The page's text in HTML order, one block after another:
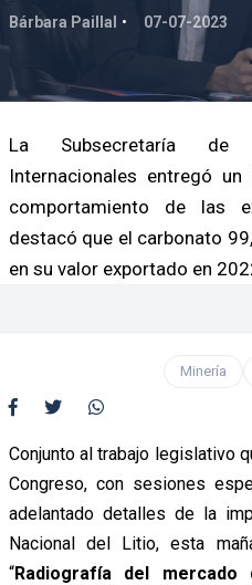
Bárbara Paillal 07-07-2023
La Subsecretaría de
Internacionales entregó
comportamiento de las
destacó que el carbonato
en su valor exportado en
Minería
Conjunto al trabajo legislativo
Congreso, con sesiones
adelantado detalles de la
Nacional del Litio, esta
“Radiografía del